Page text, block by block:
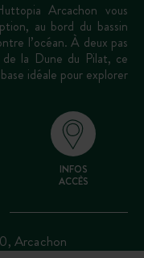
Arcachon vous
au bord du bassin
l’océan. À deux pas
la Dune du Pilat, ce
idéale pour explorer
INFOS
ACCÈS
Arcachon